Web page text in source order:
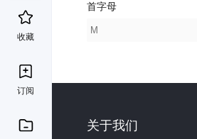
收藏
订阅
首字母
M
关于我们